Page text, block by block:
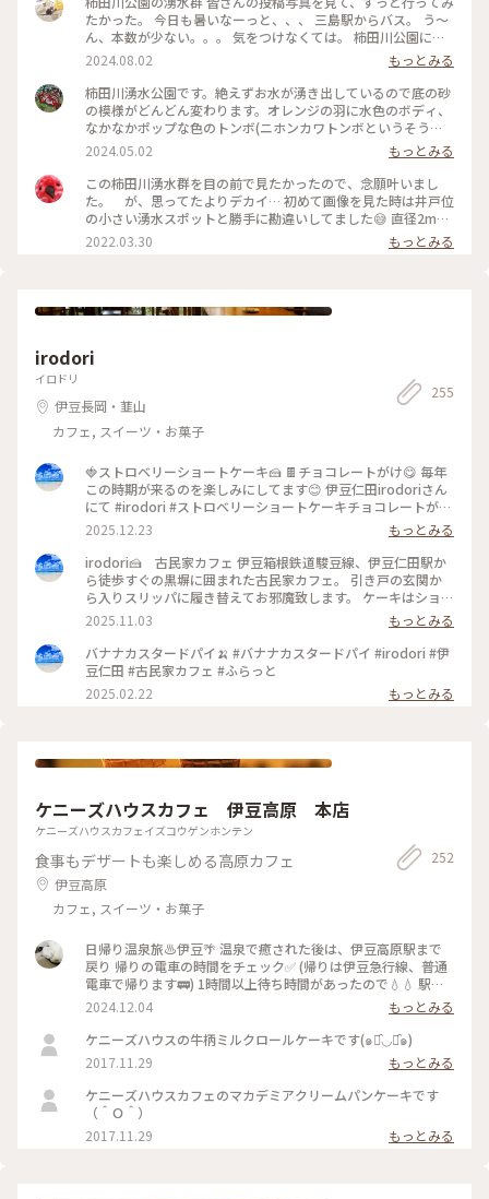
たかった。 今日も暑いなーっと、、、 三島駅からバス。 う～
ん、本数が少ない。。。 気をつけなくては。 柿田川公園に到
着。 入り口に、道順を示す看板がある。 なんて親切！ 広場の
賑やかな子供達の声を背中に、道順通り、鬱蒼と茂る木々の小
道を歩いていくと、、、美しい湧水。。。 皆さんの写真の通
り！ しかも！ はぁぁ〜、なんて涼しいの？！ 途中で貴船神
社にご挨拶。 『お邪魔しております。綺麗なお水をありがとう
るのも嬉しい。 みしまコロッケとお水でランチ。 湧水の小路
のを抜けると、ゆったりと流れる柿田川。 みしまの町は、綺
麗な水が至る所に流れる、素敵な町でした。
2024.08.02
もっとみる
柿田川湧水公園です。絶えずお水が湧き出しているので底の砂
の模様がどんどん変わります。オレンジの羽に水色のボディ、
なかなかポップな色のトンボ(ニホンカワトンボというそうで
す)にも会えました。#静岡県#柿田川湧水公園
2024.05.02
もっとみる
この柿田川湧水群を目の前で見たかったので、念願叶いまし
た。 が、思ってたよりデカイ… 初めて画像を見た時は井戸位
の小さい湧水スポットと勝手に勘違いしてました😅 直径2mは
ありそうでした。陽が射し込むと青くみえます。 #ヒーリング
旅 #三島 #柿田川湧水公園
2022.03.30 もっとみる
irodori
イロドリ
伊豆長岡・韮山
カフェ, スイーツ・お菓子
255
🍓ストロベリーショートケーキ🍰 🍫チョコレートがけ😋 毎年
この時期が来るのを楽しみにしてます😊 伊豆仁田irodoriさん
にて #irodori #ストロベリーショートケーキチョコレートがけ
#ストロベリーショートケーキ #伊豆仁田 #スィーツ #jun_flat
2025.12.23
もっとみる
irodori🍰 古民家カフェ 伊豆箱根鉄道駿豆線、伊豆仁田駅か
ら徒歩すぐの黒塀に囲まれた古民家カフェ。 引き戸の玄関か
ら入りスリッパに履き替えてお邪魔致します。 ケーキはショー
ウインドーから選べます 僕が開店時間10時行くのは、食べた
いケーキが手作りのため売り切れる事も多いので。 #irodori #
伊豆仁田駅 #伊豆箱根鉄道 #古民家カフェ #スィーツ #jun_flat
2025.11.03
もっとみる
バナナカスタードパイ🍌 #バナナカスタードパイ #irodori #伊
豆仁田 #古民家カフェ #ふらっと
2025.02.22
もっとみる
ケニーズハウスカフェ 伊豆高原 本店
ケニーズハウスカフェイズコウゲンホンテン
食事もデザートも楽しめる高原カフェ
伊豆高原
カフェ, スイーツ・お菓子
252
日帰り温泉旅♨️伊豆🌴 温泉で癒された後は、伊豆高原駅まで
戻り 帰りの電車の時間をチェック✅ (帰りは伊豆急行線、普通
電車で帰ります🚃) 1時間以上待ち時間があったので💧💧 駅か
ら徒歩圏内で検索し🔍徒歩10分🚶‍♀️ ケニーズハウスカフェさん
でお茶休憩☕️ …ですが、暖かかったので🌤️人気の ソフトクリ
ームを使ったサンデーを🍨🍦 連れはベリー&ベリー🫐🍓 私は
マカダミアナッツソルト🧂🥜 温泉で温まった身体に沁みる〜
🤍 ちなみに駅からは坂道もありちょっと良い 運動にもなりま
す🏃‍♀️🏃🏻笑 #ことりっぷ伊豆#伊豆急行線 #伊豆高原駅#ケニー
ズハウスカフェ #ソフトクリーム#サンデー#テラス席#暖炉 #
ベストトリップ2024 #スターバックスラスカ熱海店 #東海道線
#相模湾
2024.12.04
もっとみる
ケニーズハウスの牛柄ミルクロールケーキです(๑･̑◡･̑๑)
2017.11.29
もっとみる
ケニーズハウスカフェのマカデミアクリームパンケーキです
（＾Ｏ＾）
2017.11.29
もっとみる